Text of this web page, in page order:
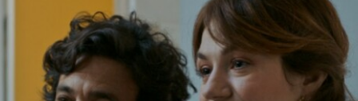
ÉVÉNEMENTS
SCOLAIRES
PRATIQUE